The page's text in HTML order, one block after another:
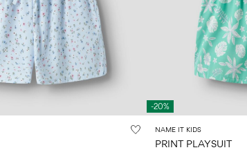
-20%
NAME IT KIDS
PRINT PLAYSUIT